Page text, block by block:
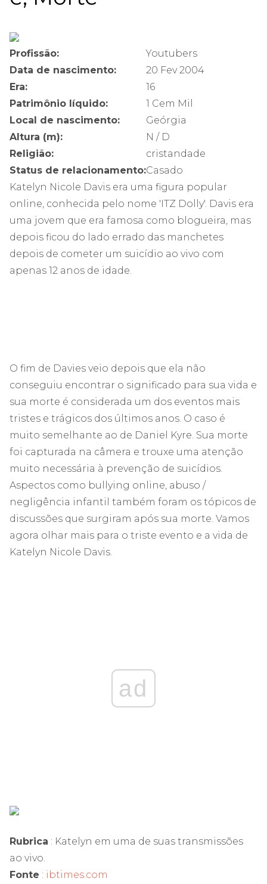
Profissão:
Youtubers
Data de nascimento:
20 Fev 2004
Era:
16
Patrimônio líquido:
1 Cem Mil
Local de nascimento:
Geórgia
Altura (m):
N / D
Religião:
cristandade
Status de relacionamento:Casado
Katelyn Nicole Davis era uma figura popular
online, conhecida pelo nome 'ITZ Dolly'. Davis era
uma jovem que era famosa como blogueira, mas
depois ficou do lado errado das manchetes
depois de cometer um suicídio ao vivo com
apenas 12 anos de idade.
O fim de Davies veio depois que ela não
conseguiu encontrar o significado para sua vida e
sua morte é considerada um dos eventos mais
tristes e trágicos dos últimos anos. O caso é
muito semelhante ao de Daniel Kyre. Sua morte
foi capturada na câmera e trouxe uma atenção
muito necessária à prevenção de suicídios.
Aspectos como bullying online, abuso /
negligência infantil também foram os tópicos de
discussões que surgiram após sua morte. Vamos
agora olhar mais para o triste evento e a vida de
Katelyn Nicole Davis.
ad
Rubrica : Katelyn em uma de suas transmissões
ao vivo.
Fonte : ibtimes.com